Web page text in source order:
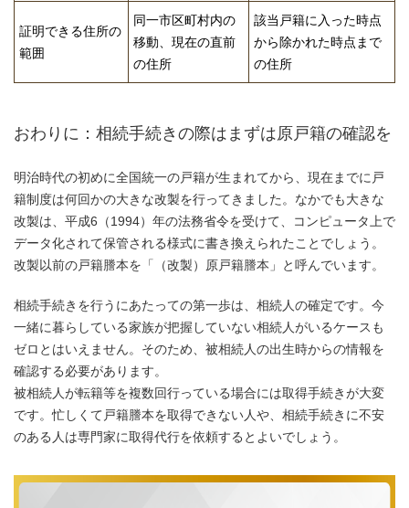
証明できる住所の
範囲
同一市区町村内の
移動、現在の直前
の住所
該当戸籍に入った時点
から除かれた時点まで
の住所
おわりに：相続手続きの際はまずは原戸籍の確認を
明治時代の初めに全国統一の戸籍が生まれてから、現在までに戸
籍制度は何回かの大きな改製を行ってきました。なかでも大きな
改製は、平成6（1994）年の法務省令を受けて、コンピュータ上で
データ化されて保管される様式に書き換えられたことでしょう。
改製以前の戸籍謄本を「（改製）原戸籍謄本」と呼んでいます。
相続手続きを行うにあたっての第一歩は、相続人の確定です。今
一緒に暮らしている家族が把握していない相続人がいるケースも
ゼロとはいえません。そのため、被相続人の出生時からの情報を
確認する必要があります。
被相続人が転籍等を複数回行っている場合には取得手続きが大変
です。忙しくて戸籍謄本を取得できない人や、相続手続きに不安
のある人は専門家に取得代行を依頼するとよいでしょう。